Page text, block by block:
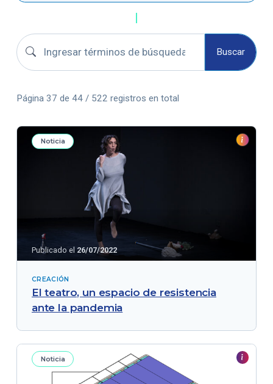
Buscar convocatorias Buscar
Página 37 de 44 / 522 registros en total
Noticia
Publicado el 26/07/2022
CREACIÓN
El teatro, un espacio de resistencia
ante la pandemia
Noticia